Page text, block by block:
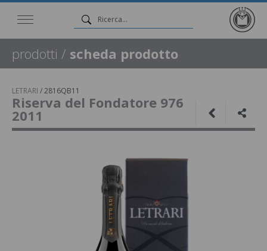
prodotti / scheda prodotto
LETRARI /2816QB11
Riserva del Fondatore 976
2011